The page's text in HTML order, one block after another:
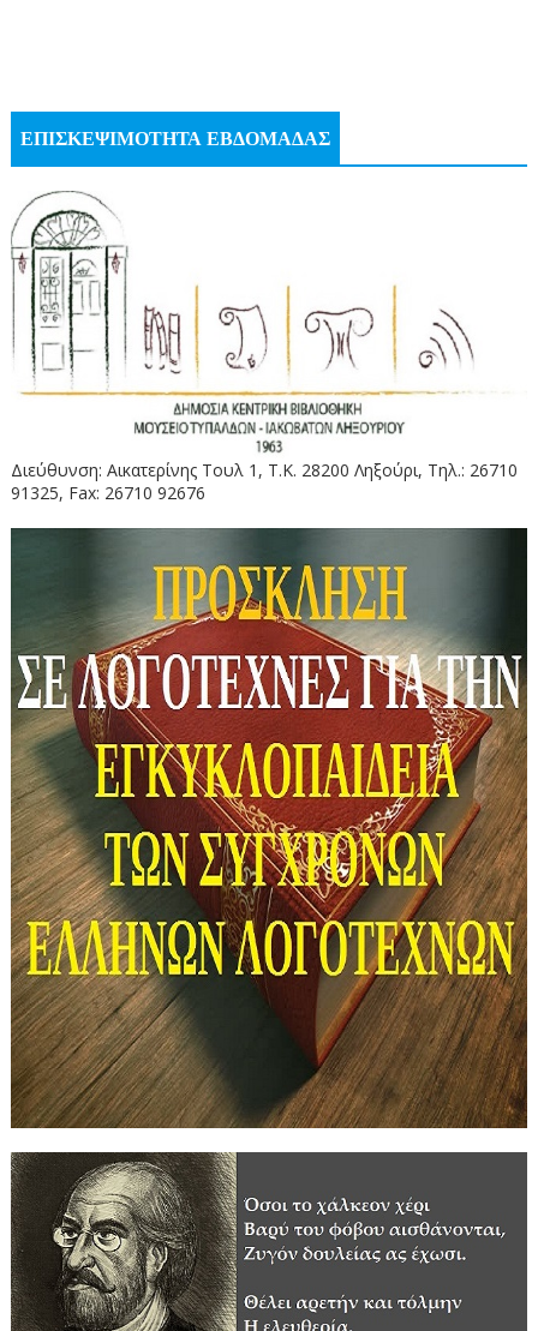
ΕΠΙΣΚΕΨΙΜΟΤΗΤΑ ΕΒΔΟΜΑΔΑΣ
Διεύθυνση: Αικατερίνης Τουλ 1, Τ.Κ. 28200 Ληξούρι, Τηλ.: 26710
91325, Fax: 26710 92676